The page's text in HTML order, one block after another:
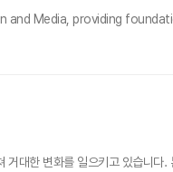
and Media, providing
한 변화를 일으키고 있습니다.